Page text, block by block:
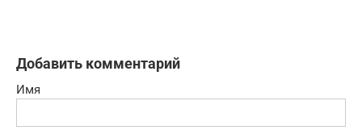
Добавить комментарий
Имя